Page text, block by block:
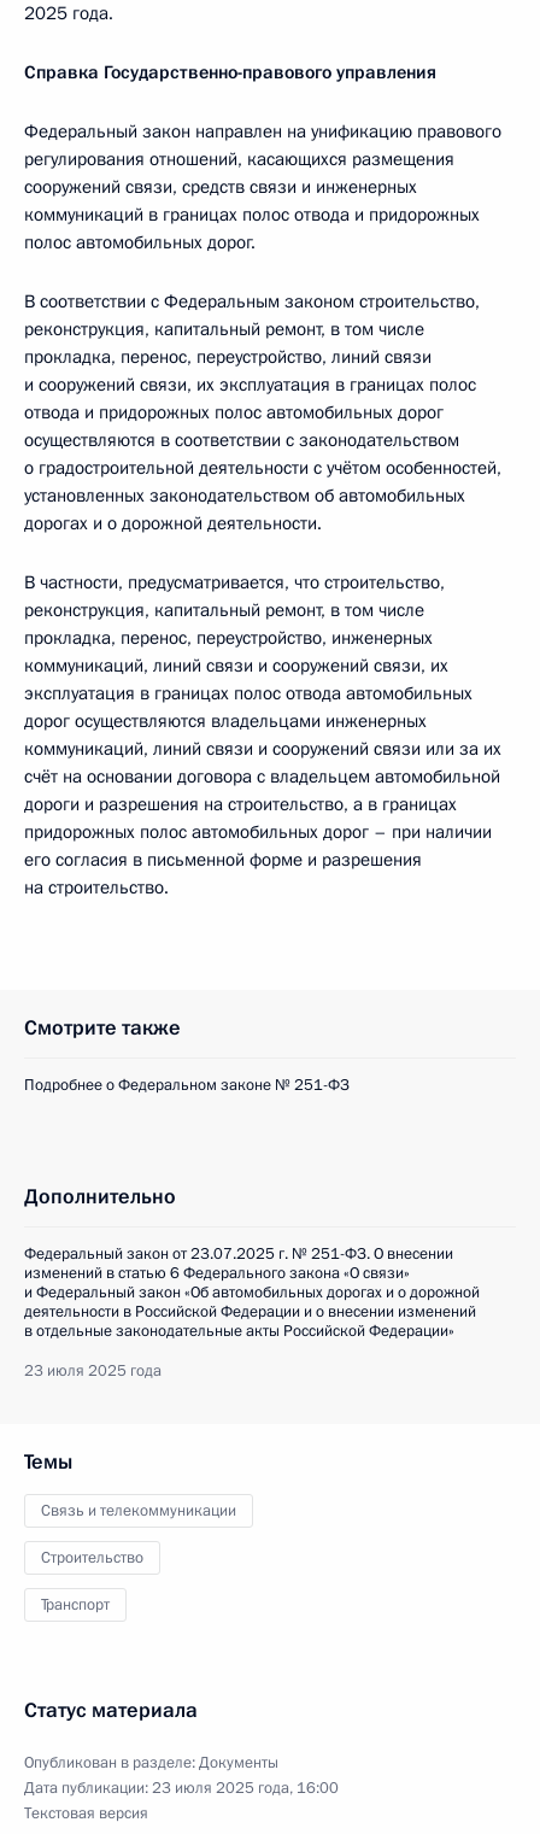
2025 года.
Справка Государственно-правового управления
Федеральный закон направлен на унификацию правового
регулирования отношений, касающихся размещения
сооружений связи, средств связи и инженерных
коммуникаций в границах полос отвода и придорожных
полос автомобильных дорог.
В соответствии с Федеральным законом строительство,
реконструкция, капитальный ремонт, в том числе
прокладка, перенос, переустройство, линий связи
и сооружений связи, их эксплуатация в границах полос
отвода и придорожных полос автомобильных дорог
осуществляются в соответствии с законодательством
о градостроительной деятельности с учётом особенностей,
установленных законодательством об автомобильных
дорогах и о дорожной деятельности.
В частности, предусматривается, что строительство,
реконструкция, капитальный ремонт, в том числе
прокладка, перенос, переустройство, инженерных
коммуникаций, линий связи и сооружений связи, их
эксплуатация в границах полос отвода автомобильных
дорог осуществляются владельцами инженерных
коммуникаций, линий связи и сооружений связи или за их
счёт на основании договора с владельцем автомобильной
дороги и разрешения на строительство, а в границах
придорожных полос автомобильных дорог – при наличии
его согласия в письменной форме и разрешения
на строительство.
Смотрите также
Подробнее о Федеральном законе № 251-ФЗ
Дополнительно
Федеральный закон от 23.07.2025 г. № 251-ФЗ. О внесении
изменений в статью 6 Федерального закона «О связи»
и Федеральный закон «Об автомобильных дорогах и о дорожной
деятельности в Российской Федерации и о внесении изменений
в отдельные законодательные акты Российской Федерации»
23 июля 2025 года
Темы
Связь и телекоммуникации
Строительство
Транспорт
Статус материала
Опубликован в разделе:Документы
Дата публикации:23 июля 2025 года, 16:00
Текстовая версия